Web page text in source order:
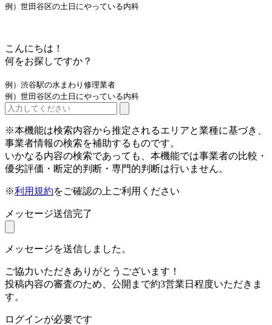
例）世田谷区の土日にやっている内科
こんにちは！
何をお探しですか？
例）渋谷駅の水まわり修理業者
例）世田谷区の土日にやっている内科
※本機能は検索内容から推定されるエリアと業種に基づき、
事業者情報の検索を補助するものです。
いかなる内容の検索であっても、本機能では事業者の比較・
優劣評価・断定的判断・専門的判断は行いません。
※利用規約をご確認の上ご利用ください
メッセージ送信完了
メッセージを送信しました。
ご協力いただきありがとうございます！
投稿内容の審査のため、公開まで約3営業日程度いただきま
す。
ログインが必要です